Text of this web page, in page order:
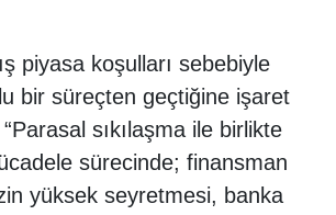
piyasa koşulları sebebiyle
bir süreçten geçtiğine işaret
sıkılaşma ile birlikte
sürecinde; finansman
yüksek seyretmesi, banka